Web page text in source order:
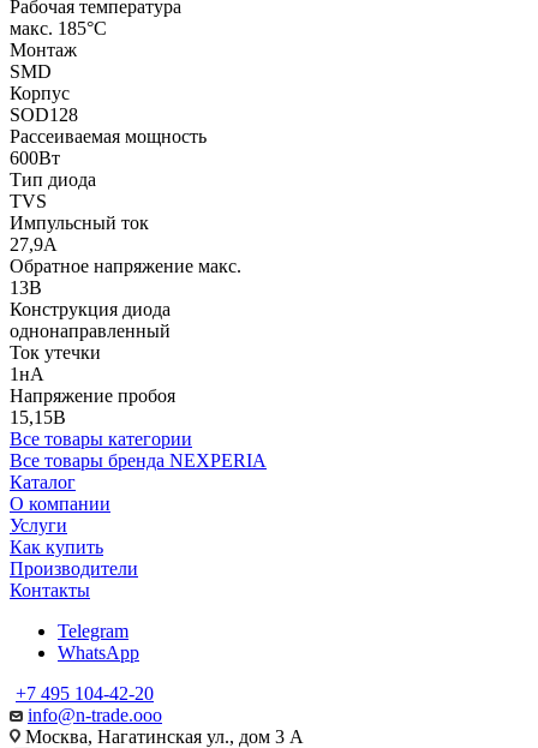
Рабочая температура
макс. 185°C
Монтаж
SMD
Корпус
SOD128
Рассеиваемая мощность
600Вт
Тип диода
TVS
Импульсный ток
27,9А
Обратное напряжение макс.
13В
Конструкция диода
однонаправленный
Ток утечки
1нА
Напряжение пробоя
15,15В
Все товары категории
Все товары бренда NEXPERIA
Каталог
О компании
Услуги
Как купить
Производители
Контакты
Telegram
WhatsApp
+7 495 104-42-20
info@n-trade.ooo
Москва, Нагатинская ул., дом 3 А